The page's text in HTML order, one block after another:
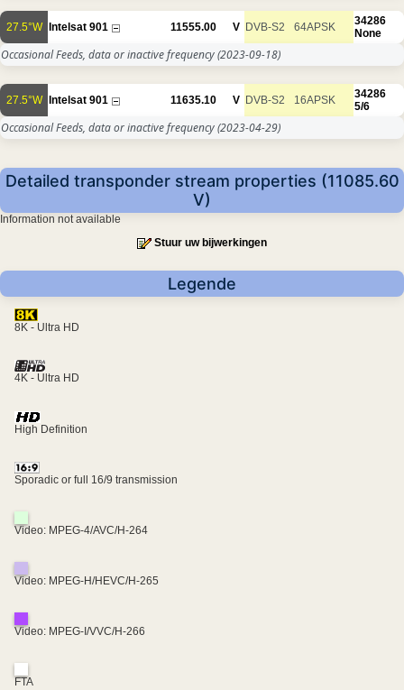
27.5°W Intelsat 901 11555.00 V DVB-S2 64APSK
34286
None
Occasional Feeds, data or inactive frequency(2023-09-18)
27.5°W Intelsat 901 11635.10 V DVB-S2 16APSK
34286
5/6
Occasional Feeds, data or inactive frequency(2023-04-29)
Detailed transponder stream properties (11085.60
V)
Information not available
Stuur uw bijwerkingen
Legende
8K - Ultra HD
4K - Ultra HD
High Definition
Sporadic or full 16/9 transmission
Video: MPEG-4/AVC/H-264
Video: MPEG-H/HEVC/H-265
Video: MPEG-I/VVC/H-266
FTA